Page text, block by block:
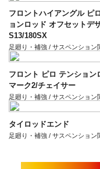
フロントハイアングル ピ
ョンロッド オフセットデ
S13/180SX
足廻り・補強 / サスペンション
フロント ピロ テンション
マーク2/チェイサー
足廻り・補強 / サスペンション
タイロッドエンド
足廻り・補強 / サスペンション